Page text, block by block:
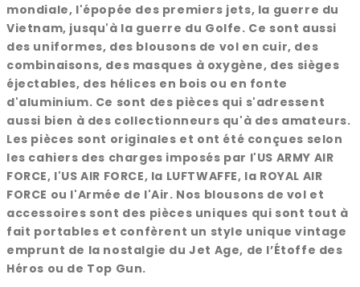
mondiale, l'épopée des premiers jets, la guerre du
Vietnam, jusqu'à la guerre du Golfe. Ce sont aussi
des uniformes, des blousons de vol en cuir, des
combinaisons, des masques à oxygène, des sièges
éjectables, des hélices en bois ou en fonte
d'aluminium. Ce sont des pièces qui s'adressent
aussi bien à des collectionneurs qu'à des amateurs.
Les pièces sont originales et ont été conçues selon
les cahiers des charges imposés par l'US ARMY AIR
FORCE, l'US AIR FORCE, la LUFTWAFFE, la ROYAL AIR
FORCE ou l'Armée de l'Air. Nos blousons de vol et
accessoires sont des pièces uniques qui sont tout à
fait portables et confèrent un style unique vintage
emprunt de la nostalgie du Jet Age, de l’Étoffe des
Héros ou de Top Gun.